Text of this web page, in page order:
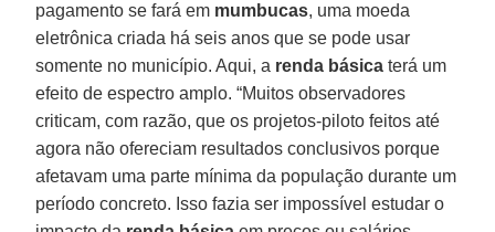
pagamento se fará em mumbucas, uma moeda
eletrônica criada há seis anos que se pode usar
somente no município. Aqui, a renda básica terá um
efeito de espectro amplo. “Muitos observadores
criticam, com razão, que os projetos-piloto feitos até
agora não ofereciam resultados conclusivos porque
afetavam uma parte mínima da população durante um
período concreto. Isso fazia ser impossível estudar o